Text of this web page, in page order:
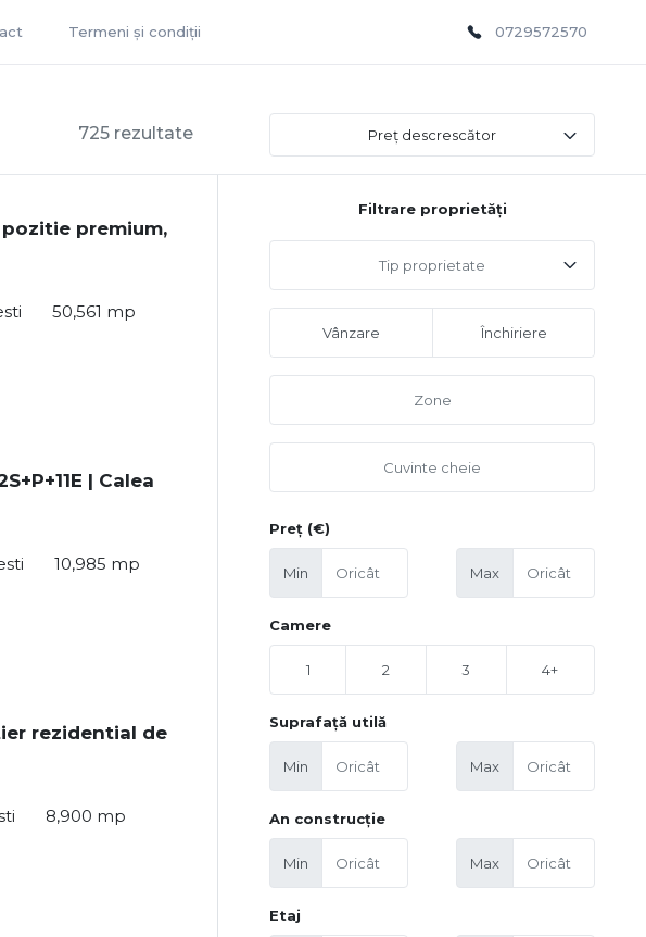
Termeni și condiții 0729572570
725 rezultate Preț descrescător
premium,
50,561 mp
| Calea
10,985 mp
rezidential de
8,900 mp
Filtrare proprietăți
Tip proprietate
Vânzare Închiriere
Preț (€)
Min Max
Camere
1 2 3 4+
Suprafață utilă
Min Max
An construcție
Min Max
Etaj